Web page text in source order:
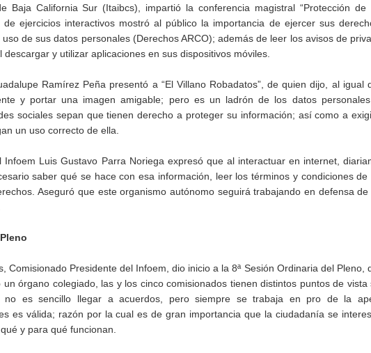
Baja California Sur (Itaibcs), impartió la conferencia magistral “Protección de
ejercicios interactivos mostró al público la importancia de ejercer sus
de sus datos personales (Derechos ARCO); además de leer los avisos de
y utilizar aplicaciones en sus dispositivos móviles.
Ramírez Peña presentó a “El Villano Robadatos”, de quien dijo, al igual
y portar una imagen amigable; pero es un ladrón de los datos
sociales sepan que tienen derecho a proteger su información; así como a
un uso correcto de ella.
Luis Gustavo Parra Noriega expresó que al interactuar en internet,
saber qué se hace con esa información, leer los términos y condiciones de
Aseguró que este organismo autónomo seguirá trabajando en defensa de
Comisionado Presidente del Infoem, dio inicio a la 8ª Sesión Ordinaria del Pleno,
órgano colegiado, las y los cinco comisionados tienen distintos puntos de vista
es sencillo llegar a acuerdos, pero siempre se trabaja en pro de la
es válida; razón por la cual es de gran importancia que la ciudadanía se
y para qué funcionan.